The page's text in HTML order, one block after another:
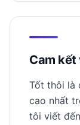
Cam kết
Tốt thôi là
cao nhất
tôi viết